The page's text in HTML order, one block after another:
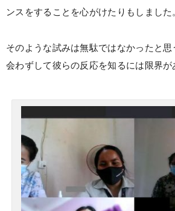
ンスをすることを心がけたりもしました
そのような試みは無駄ではなかったと
会わずして彼らの反応を知るには限界が